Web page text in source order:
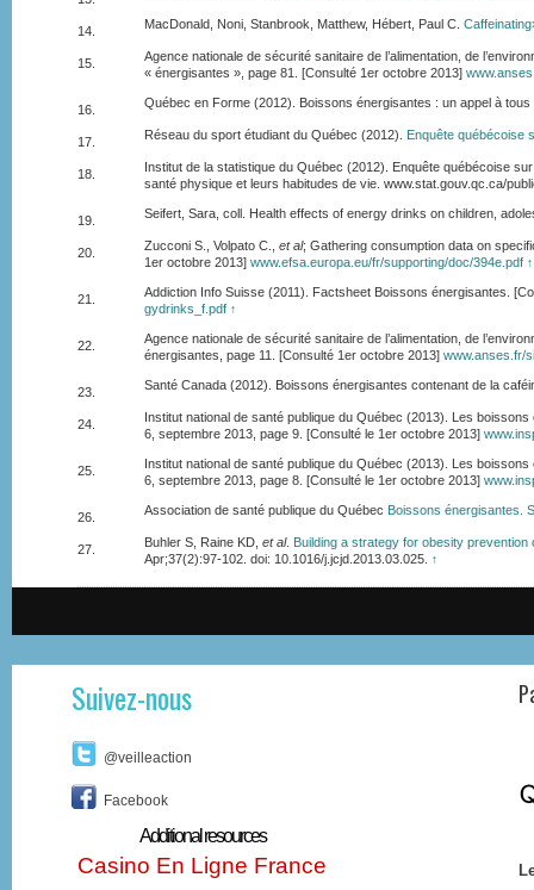
14. MacDonald, Noni, Stanbrook, Matthew, Hébert, Paul C.
15.
Agence nationale de sécurité sanitaire de l’alimentation, de
« énergisantes », page 81. [Consulté 1er octobre 2013]
16. Québec en Forme (2012). Boissons énergisantes : un appel à
17. Réseau du sport étudiant du Québec (2012). Enquête québécoise
18.
Institut de la statistique du Québec (2012). Enquête québécoise
santé physique et leurs habitudes de vie. www.stat.gouv.qc.ca/
19. Seifert, Sara, coll. Health effects of energy drinks on children,
20. Zucconi S., Volpato C.,et al; Gathering consumption data on
1er octobre 2013]www.efsa.europa.eu/fr/supporting/doc/394e.pdf ↑
21.
Addiction Info Suisse (2011). Factsheet Boissons énergisantes.
gydrinks_f.pdf ↑
22.
Agence nationale de sécurité sanitaire de l’alimentation, de
énergisantes, page 11. [Consulté 1er octobre 2013]www.anses.fr/
23. Santé Canada (2012). Boissons énergisantes contenant de la
24.
Institut national de santé publique du Québec (2013). Les
6, septembre 2013, page 9. [Consulté le 1er octobre 2013]
25.
Institut national de santé publique du Québec (2013). Les
6, septembre 2013, page 8. [Consulté le 1er octobre 2013]
26. Association de santé publique du Québec Boissons énergisantes.
27. Buhler S, Raine KD,et al. Building a strategy for obesity
Apr;37(2):97-102. doi: 10.1016/j.jcjd.2013.03.025. ↑
Suivez-nous
@veilleaction
Facebook
Additional resources
Casino En Ligne France